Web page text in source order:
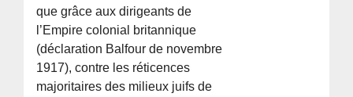
que grâce aux dirigeants de
l’Empire colonial britannique
(déclaration Balfour de novembre
1917), contre les réticences
majoritaires des milieux juifs de